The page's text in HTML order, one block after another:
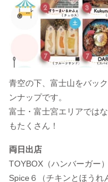
青空の下、富士山をバッ
ンナップです。
富士・富士宮エリアでは
もたくさん！
両日出店
TOYBOX（ハンバーガー）
Spice６（チキンとほうれ